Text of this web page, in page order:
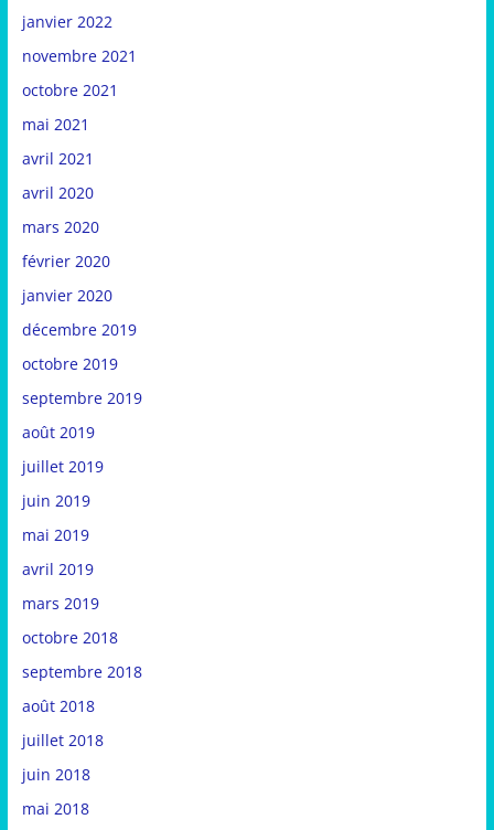
janvier 2022
novembre 2021
octobre 2021
mai 2021
avril 2021
avril 2020
mars 2020
février 2020
janvier 2020
décembre 2019
octobre 2019
septembre 2019
août 2019
juillet 2019
juin 2019
mai 2019
avril 2019
mars 2019
octobre 2018
septembre 2018
août 2018
juillet 2018
juin 2018
mai 2018